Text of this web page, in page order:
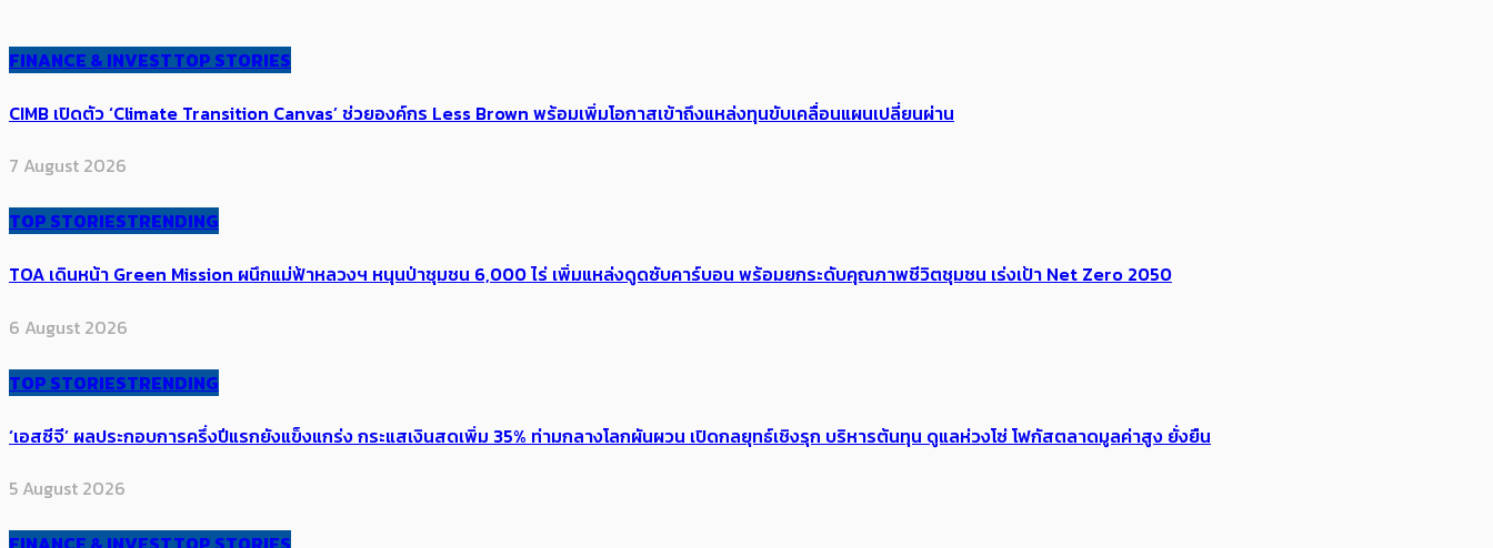
FINANCE & INVESTTOP STORIES
CIMB เปิดตัว ‘Climate Transition Canvas’ ช่วย​องค์กร​ Less Brown พร้อมเพิ่มโอกาสเข้าถึงแหล่งทุนขับเคลื่อนแผนเปลี่ยนผ่าน
7 August 2026
TOP STORIESTRENDING
TOA เดินหน้า Green Mission ผนึกแม่ฟ้าหลวงฯ หนุนป่าชุมชน 6,000 ไร่ เพิ่ม​แหล่งดูดซับคาร์บอน พร้อมยกระดับคุณภาพชีวิตชุมชน เร่งเป้า​ Net Zero 2050
6 August 2026
TOP STORIESTRENDING
‘เอสซีจี’ ผลประกอบการครึ่งปีแรกยังแข็งแกร่ง กระแสเงินสดเพิ่ม 35% ท่ามกลางโลกผันผวน เปิดกลยุทธ์เชิงรุก บริหารต้นทุน ดูแลห่วงโซ่ โฟกัสตลาดมูลค่าสูง ยั่งยืน
5 August 2026